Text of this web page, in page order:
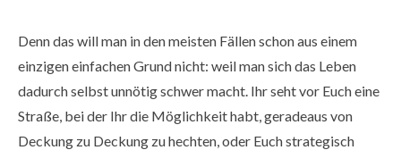
Denn das will man in den meisten Fällen schon aus einem
einzigen einfachen Grund nicht: weil man sich das Leben
dadurch selbst unnötig schwer macht. Ihr seht vor Euch eine
Straße, bei der Ihr die Möglichkeit habt, geradeaus von
Deckung zu Deckung zu hechten, oder Euch strategisch